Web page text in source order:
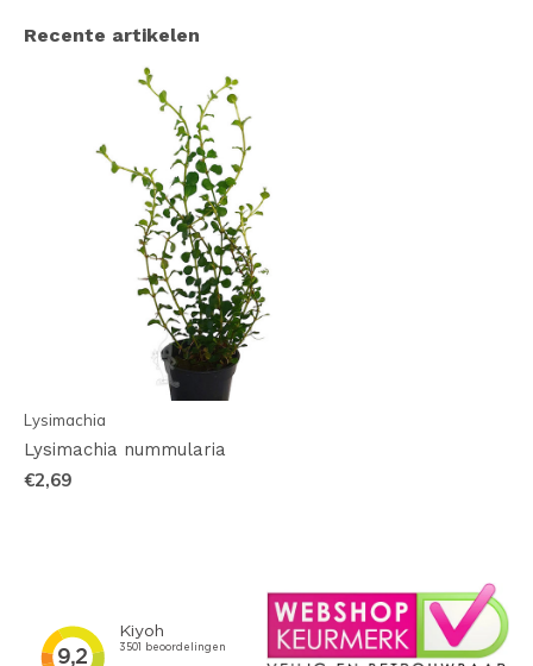
Recente artikelen
Lysimachia
Lysimachia nummularia
€2,69